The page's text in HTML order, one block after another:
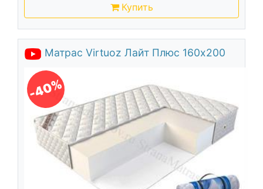
Купить
Матрас Virtuoz Лайт Плюс 160х200
-40%